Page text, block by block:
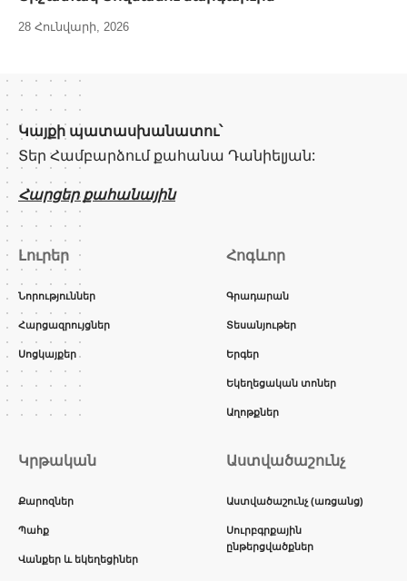
28 Հունվարի, 2026
Կայքի պատասխանատու՝
Տեր Համբարձում քահանա Դանիելյան:
Հարցեր քահանային
Լուրեր
Նորություններ
Հարցազրույցներ
Սոցկայքեր
Հոգևոր
Գրադարան
Տեսանյութեր
Երգեր
Եկեղեցական տոներ
Աղոթքներ
Կրթական
Քարոզներ
Պահք
Վանքեր և եկեղեցիներ
Աստվածաշունչ
Աստվածաշունչ (առցանց)
Սուրբգրքային
ընթերցվածքներ